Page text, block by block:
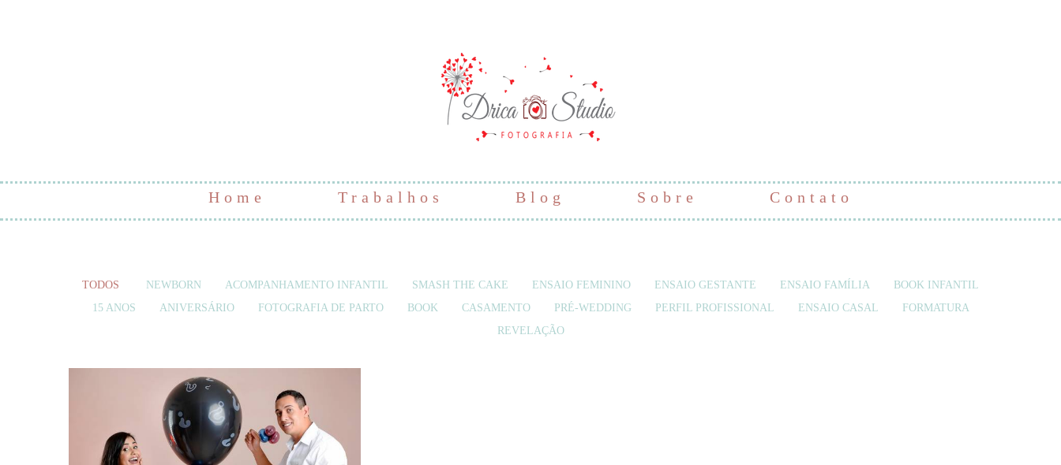
Home Trabalhos Blog Sobre Contato
TODOS NEWBORN ACOMPANHAMENTO INFANTIL SMASH THE CAKE ENSAIO FEMININO ENSAIO GESTANTE ENSAIO FAMÍLIA
BOOK INFANTIL
15 ANOS
ANIVERSÁRIO FOTOGRAFIA DE PARTO BOOK CASAMENTO PRÉ-WEDDING PERFIL PROFISSIONAL ENSAIO CASAL
FORMATURA
REVELAÇÃO